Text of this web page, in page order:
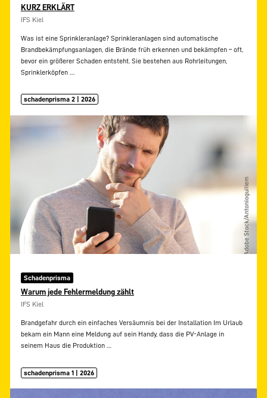
KURZ ERKLÄRT
IFS Kiel
Was ist eine Sprinkleranlage? Sprinkleranlagen sind automatische
Brandbekämpfungsanlagen, die Brände früh erkennen und bekämpfen – oft,
bevor ein größerer Schaden entsteht. Sie bestehen aus Rohrleitungen,
Sprinklerköpfen
schadenprisma 2 | 2026
Schadenprisma
Warum jede Fehlermeldung zählt
IFS Kiel
Brandgefahr durch ein einfaches Versäumnis bei der Installation Im Urlaub
bekam ein Mann eine Meldung auf sein Handy, dass die PV-Anlage in
seinem Haus die Produktion
schadenprisma 1 | 2026